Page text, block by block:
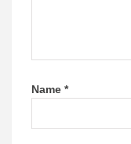
Name *